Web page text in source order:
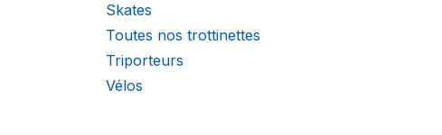
Skates
Toutes nos trottinettes
Triporteurs
Vélos